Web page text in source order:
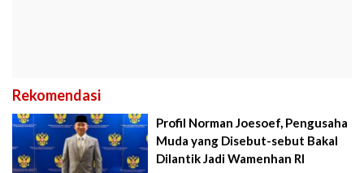
Rekomendasi
Profil Norman Joesoef, Pengusaha
Muda yang Disebut-sebut Bakal
Dilantik Jadi Wamenhan RI